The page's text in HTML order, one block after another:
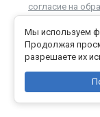
согласие на
Мы используем
Продолжая
разрешаете их